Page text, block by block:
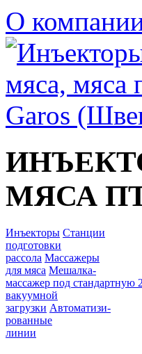
О
МЯСА
Инъекторы Станции
подготовки
рассола Массажеры
для мяса Мешалка-
массажер под стандартную
вакуумной
загрузки Автоматизи-
рованные
линии